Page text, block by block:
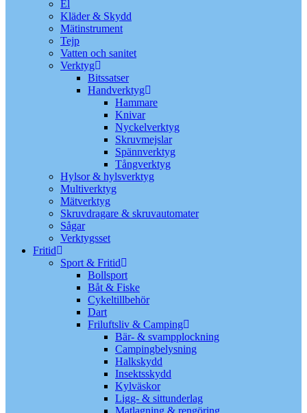
El
Kläder & Skydd
Mätinstrument
Tejp
Vatten och sanitet
Verktyg
Bitssatser
Handverktyg
Hammare
Knivar
Nyckelverktyg
Skruvmejslar
Spännverktyg
Tångverktyg
Hylsor & hylsverktyg
Multiverktyg
Mätverktyg
Skruvdragare & skruvautomater
Sågar
Verktygsset
Fritid
Sport & Fritid
Bollsport
Båt & Fiske
Cykeltillbehör
Dart
Friluftsliv & Camping
Bär- & svampplockning
Campingbelysning
Halkskydd
Insektsskydd
Kylväskor
Ligg- & sittunderlag
Matlagning & rengöring